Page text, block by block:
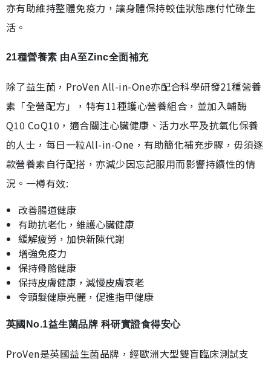
亦有助維持整體免疫力，讓身體保持較佳狀態應付忙碌生
活。
21種營養素 由A至Zinc全面補充
除了益生菌，ProVen All-in-One亦配合科學研發21種營養
素「全營配方」，特有11種護心營養組合，並加入輔酶
Q10 CoQ10，適合關注心臟健康、活力水平及抗氧化保養
的人士，每日一粒All-in-One，有助簡化補充步驟，毋須逐
款營養素自行配搭，亦減少因忘記服用而影響持續性的情
況。一樽有效:
改善腸道健康
有助抗老化，維護心臟健康
緩解疲勞，加快新陳代謝
增強免疫力
保持骨骼健康
保持皮膚健康，減慢皮膚衰老
令頭髮健康亮麗，促進指甲健康
英國No.1益生菌品牌 科研實證食得安心
ProVen是英國益生菌品牌，經歐洲大型雙盲臨床測試支